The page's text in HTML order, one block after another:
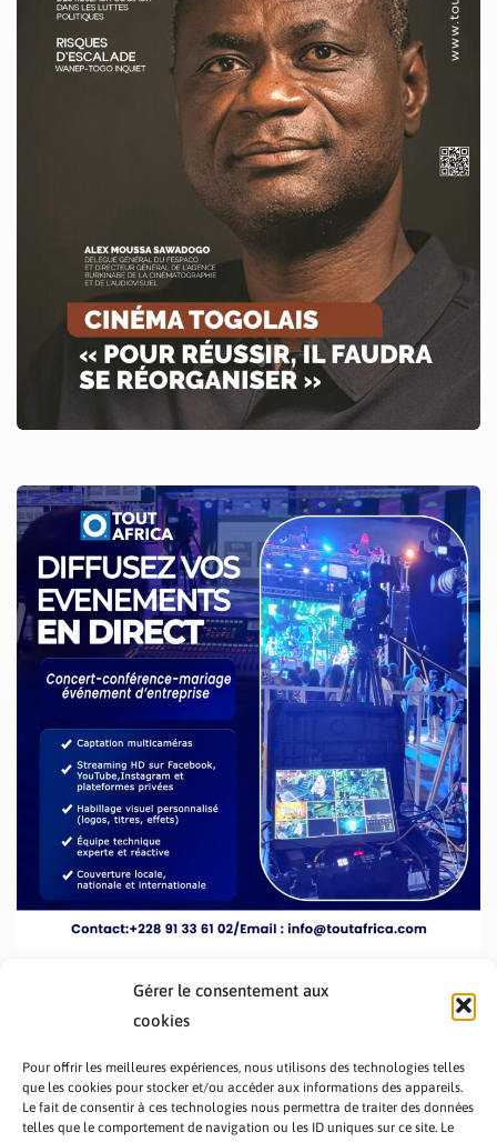
Gérer le consentement aux
cookies
Pour offrir les meilleures expériences, nous utilisons des technologies telles
que les cookies pour stocker et/ou accéder aux informations des appareils.
Le fait de consentir à ces technologies nous permettra de traiter des données
telles que le comportement de navigation ou les ID uniques sur ce site. Le